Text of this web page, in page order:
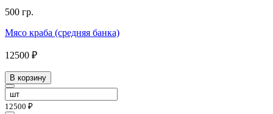
500 гр.
Мясо краба (средняя банка)
12500 ₽
В корзину
12500 ₽